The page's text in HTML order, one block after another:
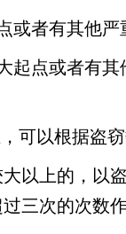
或者有其他
起点或者有
可以根据盗
以上的，以
三次的次数